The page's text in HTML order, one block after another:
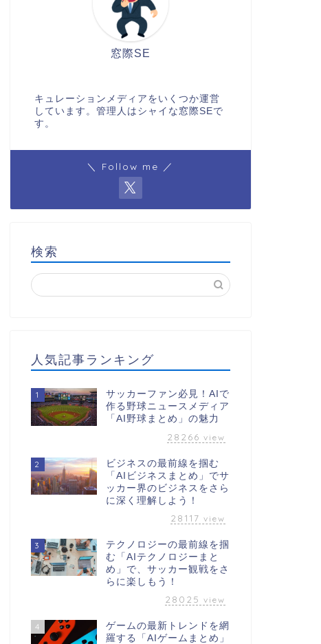
窓際SE
キュレーションメディアをいくつか運営
しています。管理人はシャイな窓際SEで
す。
＼ Follow me ／
検索
人気記事ランキング
1
サッカーファン必見！AIで
作る野球ニュースメディア
「AI野球まとめ」の魅力
28266 view
2
ビジネスの最前線を掴む
「AIビジネスまとめ」でサ
ッカー界のビジネスをさら
に深く理解しよう！
28117 view
3
テクノロジーの最前線を掴
む「AIテクノロジーまと
め」で、サッカー観戦をさ
らに楽しもう！
28025 view
4
ゲームの最新トレンドを網
羅する「AIゲームまとめ」